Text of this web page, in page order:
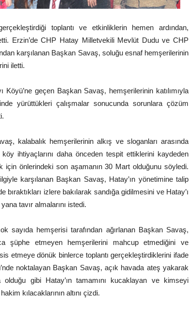
toplantı ve etkinliklerin hemen ardından,
Erzin’de CHP Hatay Milletvekili Mevlüt Dudu ve CHP
karşılanan Başkan Savaş, soluğu esnaf hemşerilerinin
iletti.
Köyü’ne geçen Başkan Savaş, hemşerilerinin katılımıyla
yürüttükleri çalışmalar sonucunda sorunlara çözüm
kalabalık hemşerilerinin alkış ve sloganları arasında
ihtiyaçlarını daha önceden tespit ettiklerini kaydeden
önlerindeki son aşamanın 30 Mart olduğunu söyledi.
karşılanan Başkan Savaş, Hatay’ın yönetimine talip
izlere bakılarak sandığa gidilmesini ve Hatay’ı
tavır almalarını istedi.
sayıda hemşerisi tarafından ağırlanan Başkan Savaş,
şüphe etmeyen hemşerilerini mahcup etmediğini ve
etmeye dönük binlerce toplantı gerçekleştirdiklerini ifade
noktalayan Başkan Savaş, açık havada ateş yakarak
gibi Hatay’ın tamamını kucaklayan ve kimseyi
kılacaklarının altını çizdi.